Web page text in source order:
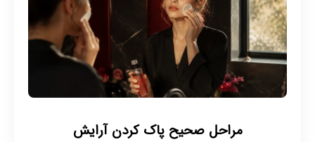
مراحل صحیح پاک کردن آرایش